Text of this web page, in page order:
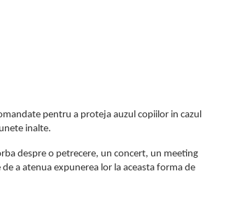
pentru a proteja auzul copiilor in cazul
inalte.
despre o petrecere, un concert, un meeting
a atenua expunerea lor la aceasta forma de